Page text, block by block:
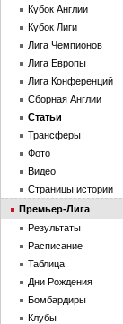
Кубок Англии
Кубок Лиги
Лига Чемпионов
Лига Европы
Лига Конференций
Сборная Англии
Статьи
Трансферы
Фото
Видео
Страницы истории
Премьер-Лига
Результаты
Расписание
Таблица
Дни Рождения
Бомбардиры
Клубы